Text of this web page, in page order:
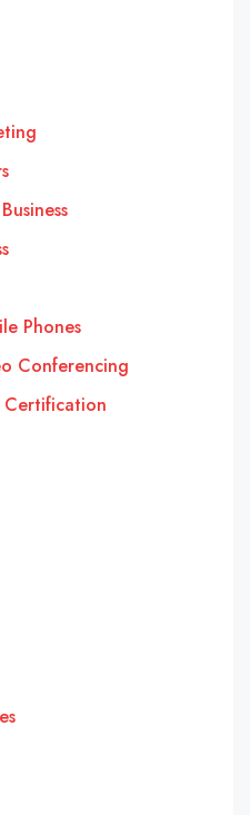
Phones
Conferencing
Certification